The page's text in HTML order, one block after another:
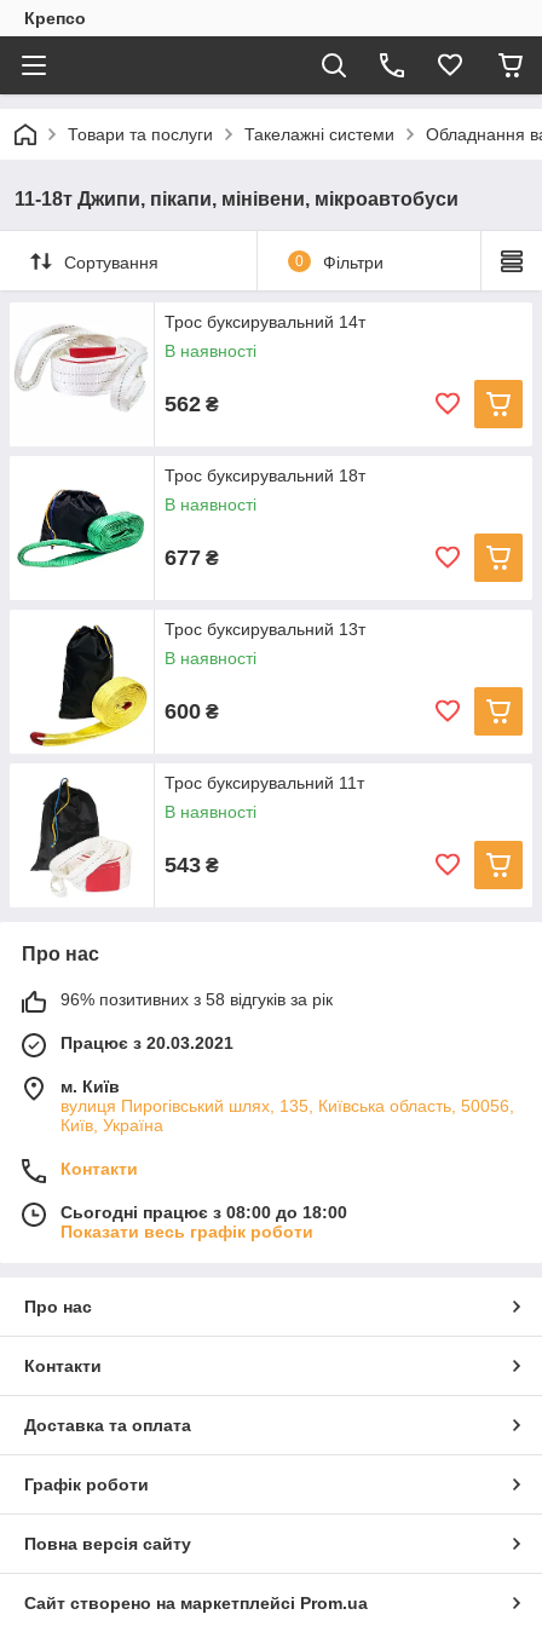
Крепсо
Товари та послуги Такелажні системи Обладнання
11-18т Джипи, пікапи, мінівени, мікроавтобуси
Сортування 0 Фільтри
Трос буксирувальний 14т
В наявності
562 ₴
Трос буксирувальний 18т
В наявності
677 ₴
Трос буксирувальний 13т
В наявності
600 ₴
Трос буксирувальний 11т
В наявності
543 ₴
Про нас
96% позитивних з 58 відгуків за рік
Працює з 20.03.2021
м. Київ
вулиця Пирогівський шлях, 135, Київська область, 50056,
Київ, Україна
Контакти
Сьогодні працює з 08:00 до 18:00
Показати весь графік роботи
Про нас
Контакти
Доставка та оплата
Графік роботи
Повна версія сайту
Сайт створено на маркетплейсі Prom.ua